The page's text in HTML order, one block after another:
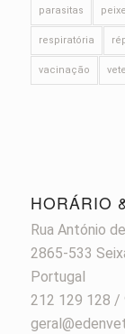
parasitas
respiratória
vacinação
HORÁRIO
Rua António
2865-533
Portugal
212 129 128 /